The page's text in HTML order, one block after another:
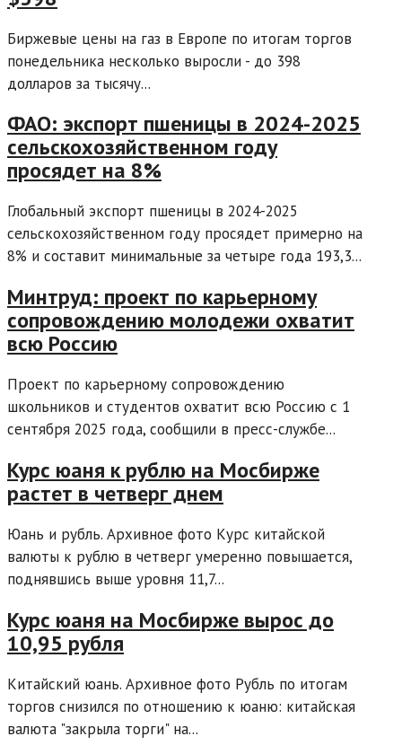
Биржевые цены на газ в Европе по итогам торгов
понедельника несколько выросли - до 398
долларов за тысячу...
ФАО: экспорт пшеницы в 2024-2025
сельскохозяйственном году
просядет на 8%
Глобальный экспорт пшеницы в 2024-2025
сельскохозяйственном году просядет примерно на
8% и составит минимальные за четыре года 193,3...
Минтруд: проект по карьерному
сопровождению молодежи охватит
всю Россию
Проект по карьерному сопровождению
школьников и студентов охватит всю Россию с 1
сентября 2025 года, сообщили в пресс-службе...
Курс юаня к рублю на Мосбирже
растет в четверг днем
Юань и рубль. Архивное фото Курс китайской
валюты к рублю в четверг умеренно повышается,
поднявшись выше уровня 11,7...
Курс юаня на Мосбирже вырос до
10,95 рубля
Китайский юань. Архивное фото Рубль по итогам
торгов снизился по отношению к юаню: китайская
валюта "закрыла торги" на...